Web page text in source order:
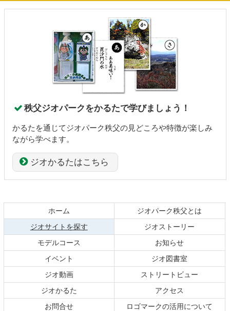
秩父ジオパークをかるたで学びましょう！
かるたを通じてジオパーク秩父の見どころや特徴が楽しみ
ながら学べます。
ジオかるたはこちら
ン
文
へ
の
へ
ホーム
ジオパーク秩父とは
ジオサイトを探す現在のページ
ジオストーリー
モデルコース
お知らせ
イベント
ジオ図書室
ジオ動画
ストリートビュー
ジオかるた
アクセス
お問合せ
ロゴマークの活用について